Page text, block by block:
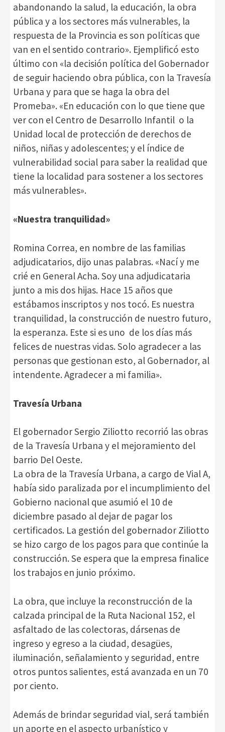
abandonando la salud, la educación, la obra
pública y a los sectores más vulnerables, la
respuesta de la Provincia es son políticas que
van en el sentido contrario». Ejemplificó esto
último con «la decisión política del Gobernador
de seguir haciendo obra pública, con la Travesía
Urbana y para que se haga la obra del
Promeba». «En educación con lo que tiene que
ver con el Centro de Desarrollo Infantil o la
Unidad local de protección de derechos de
niños, niñas y adolescentes; y el índice de
vulnerabilidad social para saber la realidad que
tiene la localidad para sostener a los sectores
más vulnerables».
«Nuestra tranquilidad»
Romina Correa, en nombre de las familias
adjudicatarios, dijo unas palabras. «Nací y me
crié en General Acha. Soy una adjudicataria
junto a mis dos hijas. Hace 15 años que
estábamos inscriptos y nos tocó. Es nuestra
tranquilidad, la construcción de nuestro futuro,
la esperanza. Este si es uno de los días más
felices de nuestras vidas. Solo agradecer a las
personas que gestionan esto, al Gobernador, al
intendente. Agradecer a mi familia».
Travesía Urbana
El gobernador Sergio Ziliotto recorrió las obras
de la Travesía Urbana y el mejoramiento del
barrio Del Oeste.
La obra de la Travesía Urbana, a cargo de Vial A,
había sido paralizada por el incumplimiento del
Gobierno nacional que asumió el 10 de
diciembre pasado al dejar de pagar los
certificados. La gestión del gobernador Ziliotto
se hizo cargo de los pagos para que continúe la
construcción. Se espera que la empresa finalice
los trabajos en junio próximo.
La obra, que incluye la reconstrucción de la
calzada principal de la Ruta Nacional 152, el
asfaltado de las colectoras, dársenas de
ingreso y egreso a la ciudad, desagües,
iluminación, señalamiento y seguridad, entre
otros puntos salientes, está avanzada en un 70
por ciento.
Además de brindar seguridad vial, será también
un aporte en el aspecto urbanístico y